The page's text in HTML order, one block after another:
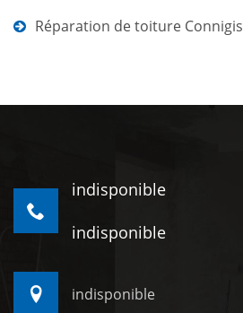
Réparation de toiture Connigis
indisponible
indisponible
indisponible